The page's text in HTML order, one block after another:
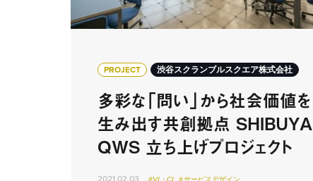
PROJECT 渋谷スクランブルスクエア株式会社
多彩な「問い」から社会価値を
生み出す共創拠点 SHIBUYA
QWS 立ち上げプロジェクト
2021.02.03 #VI・CI
#サービスデザイン